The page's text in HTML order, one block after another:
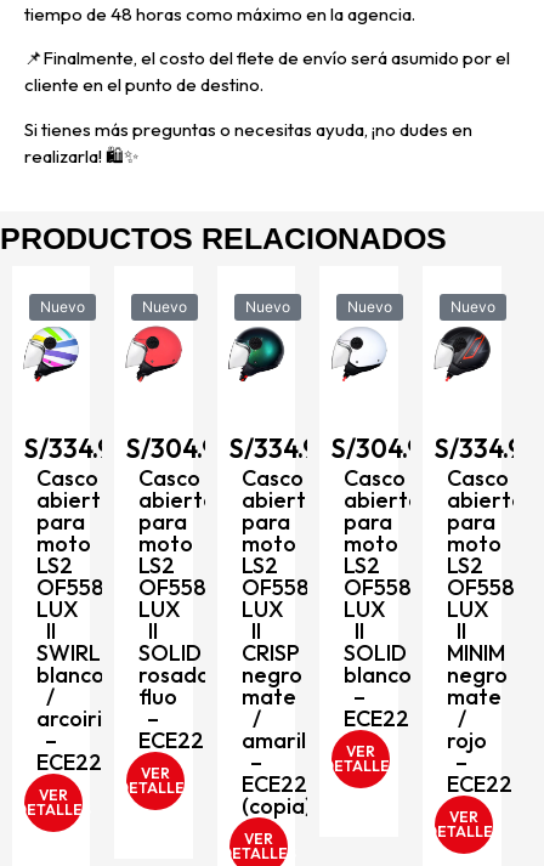
tiempo de 48 horas como máximo en la agencia.
📌Finalmente, el costo del flete de envío será asumido por el
cliente en el punto de destino.
Si tienes más preguntas o necesitas ayuda, ¡no dudes en
realizarla! 🛍️✨
PRODUCTOS RELACIONADOS
Nuevo
S/334.90
Casco
abierto
para
moto
LS2
OF558
LUX
II
SWIRL
blanco
/
arcoiris
–
ECE2206
VER
DETALLES
Nuevo
S/304.90
Casco
abierto
para
moto
LS2
OF558
LUX
II
SOLID
rosado
fluo
–
ECE2206
VER
DETALLES
Nuevo
S/334.90
Casco
abierto
para
moto
LS2
OF558
LUX
II
CRISP
negro
mate
/
amarillo
–
ECE2206
(copia)
VER
DETALLES
Nuevo
S/304.90
Casco
abierto
para
moto
LS2
OF558
LUX
II
SOLID
blanco
–
ECE2206
VER
DETALLES
Nuevo
S/334.90
Casco
abierto
para
moto
LS2
OF558
LUX
II
MINIM
negro
mate
/
rojo
–
ECE2206
VER
DETALLES